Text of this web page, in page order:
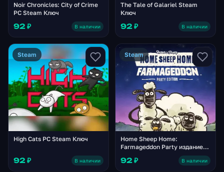
Noir Chronicles: City of Crime
PC Steam Ключ
92 ₽ В наличии
The Tale of Galariel Steam
Ключ
92 ₽ В наличии
Steam
High Cats PC Steam Ключ
92 ₽ В наличии
Steam
Home Sheep Home:
Farmageddon Party издание
92 ₽ В наличии